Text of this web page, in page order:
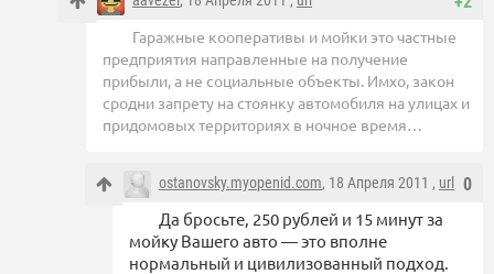
Гаражные кооперативы и мойки это частные
предприятия направленные на получение
прибыли, а не социальные объекты. Имхо, закон
сродни запрету на стоянку автомобиля на улицах и
придомовых территориях в ночное время…
0
ostanovsky.myopenid.com, 18 Апреля 2011 , url
Да бросьте, 250 рублей и 15 минут за
мойку Вашего авто — это вполне
нормальный и цивилизованный подход.